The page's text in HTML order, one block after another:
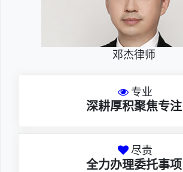
邓杰律师
专业
深耕厚积聚焦专注
尽责
全力办理委托事项